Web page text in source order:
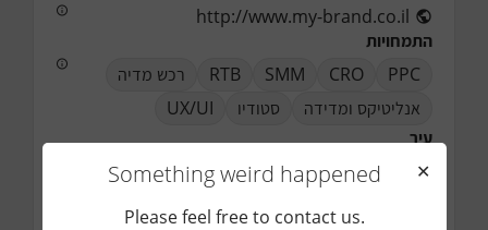
http://www.my-brand.co.il
התמחויות
PPC
CRO
SMM
RTB
רכש מדיה
אנליטיקס ומדידה
סטודיו
UX/UI
עיר
תל אביבSomething weird happened
✕
Please feel free to contact us.